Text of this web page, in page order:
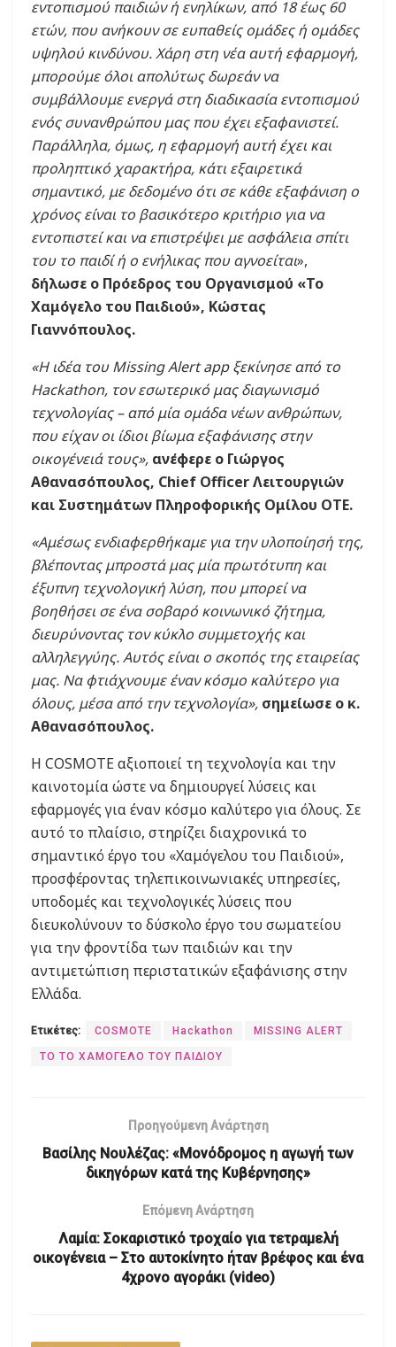
εντοπισμού παιδιών ή ενηλίκων, από 18 έως 60
ετών, που ανήκουν σε ευπαθείς ομάδες ή ομάδες
υψηλού κινδύνου. Χάρη στη νέα αυτή εφαρμογή,
μπορούμε όλοι απολύτως δωρεάν να
συμβάλλουμε ενεργά στη διαδικασία εντοπισμού
ενός συνανθρώπου μας που έχει εξαφανιστεί.
Παράλληλα, όμως, η εφαρμογή αυτή έχει και
προληπτικό χαρακτήρα, κάτι εξαιρετικά
σημαντικό, με δεδομένο ότι σε κάθε εξαφάνιση ο
χρόνος είναι το βασικότερο κριτήριο για να
εντοπιστεί και να επιστρέψει με ασφάλεια σπίτι
του το παιδί ή ο ενήλικας που αγνοείται»,
δήλωσε ο Πρόεδρος του Οργανισμού «Το
Χαμόγελο του Παιδιού», Κώστας
Γιαννόπουλος.
«Η ιδέα του Missing Alert app ξεκίνησε από το
Hackathon, τον εσωτερικό μας διαγωνισμό
τεχνολογίας – από μία ομάδα νέων ανθρώπων,
που είχαν οι ίδιοι βίωμα εξαφάνισης στην
οικογένειά τους», ανέφερε ο Γιώργος
Αθανασόπουλος, Chief Officer Λειτουργιών
και Συστημάτων Πληροφορικής Ομίλου ΟΤΕ.
«Αμέσως ενδιαφερθήκαμε για την υλοποίησή της,
βλέποντας μπροστά μας μία πρωτότυπη και
έξυπνη τεχνολογική λύση, που μπορεί να
βοηθήσει σε ένα σοβαρό κοινωνικό ζήτημα,
διευρύνοντας τον κύκλο συμμετοχής και
αλληλεγγύης. Αυτός είναι ο σκοπός της εταιρείας
μας. Να φτιάχνουμε έναν κόσμο καλύτερο για
όλους, μέσα από την τεχνολογία», σημείωσε ο κ.
Αθανασόπουλος.
H COSMOTE αξιοποιεί τη τεχνολογία και την
καινοτομία ώστε να δημιουργεί λύσεις και
εφαρμογές για έναν κόσμο καλύτερο για όλους. Σε
αυτό το πλαίσιο, στηρίζει διαχρονικά το
σημαντικό έργο του «Χαμόγελου του Παιδιού»,
προσφέροντας τηλεπικοινωνιακές υπηρεσίες,
υποδομές και τεχνολογικές λύσεις που
διευκολύνουν το δύσκολο έργο του σωματείου
για την φροντίδα των παιδιών και την
αντιμετώπιση περιστατικών εξαφάνισης στην
Ελλάδα.
Ετικέτες: COSMOTE Hackathon MISSING ALERT
ΤΟ ΤΟ ΧΑΜΟΓΕΛΟ ΤΟΥ ΠΑΙΔΙΟΥ
Προηγούμενη Ανάρτηση
Βασίλης Νουλέζας: «Μονόδρομος η αγωγή των
δικηγόρων κατά της Κυβέρνησης»
Επόμενη Ανάρτηση
Λαμία: Σοκαριστικό τροχαίο για τετραμελή
οικογένεια – Στο αυτοκίνητο ήταν βρέφος και ένα
4χρονο αγοράκι (video)